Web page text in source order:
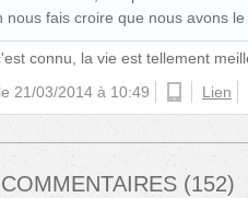
nous fais croire que nous avons
connu, la vie est tellement
21/03/2014 à 10:49 androidLien
(152)